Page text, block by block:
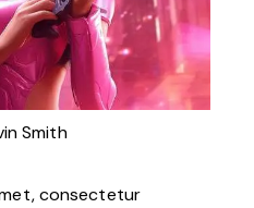
Smith
consectetur